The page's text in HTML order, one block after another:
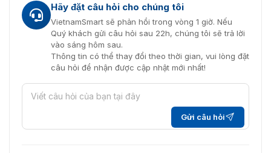
Hãy đặt câu hỏi cho chúng tôi
VietnamSmart sẽ phản hồi trong vòng 1 giờ. Nếu
Quý khách gửi câu hỏi sau 22h, chúng tôi sẽ trả lời
vào sáng hôm sau.
Thông tin có thể thay đổi theo thời gian, vui lòng đặt
câu hỏi để nhận được cập nhật mới nhất!
Gửi câu hỏi